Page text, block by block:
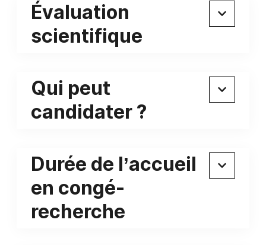
Évaluation
scientifique
Qui peut
candidater ?
Durée de l’accueil
en congé-
recherche